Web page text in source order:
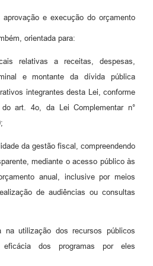
aprovação e execução do orçamento
orientada para:
relativas a receitas, despesas,
e montante da dívida pública
integrantes desta Lei, conforme
art. 4o, da Lei Complementar n°
da gestão fiscal, compreendendo
mediante o acesso público às
anual, inclusive por meios
de audiências ou consultas
utilização dos recursos públicos
dos programas por eles